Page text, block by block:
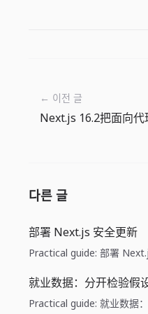
← 이전 글
다른 글
部署 Next.js 安全更新
Practical guide: 部署
就业数据：分开检验假
Practical guide: 就业数据